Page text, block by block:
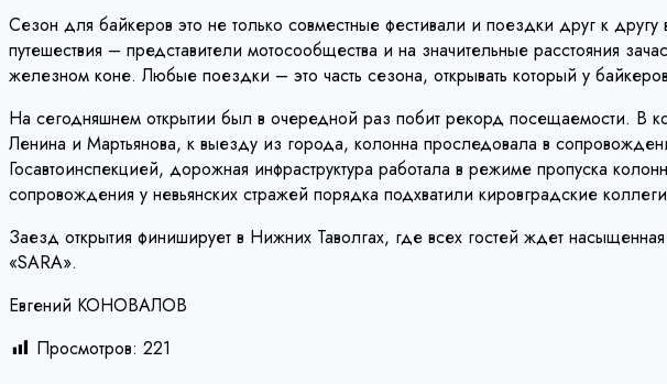
Сезон для байкеров это не только совместные фестивали и поездки друг к
путешествия – представители мотосообщества и на значительные расстояния
железном коне. Любые поездки – это часть сезона, открывать который у
На сегодняшнем открытии был в очередной раз побит рекорд посещаемости. В
Ленина и Мартьянова, к выезду из города, колонна проследовала в
Госавтоинспекцией, дорожная инфраструктура работала в режиме пропуска
сопровождения у невьянских стражей порядка подхватили кировградские
Заезд открытия финиширует в Нижних Таволгах, где всех гостей ждет
«SARA».
Евгений КОНОВАЛОВ
Просмотров: 221